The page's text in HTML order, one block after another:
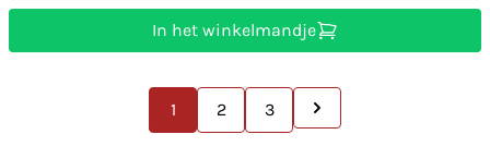
In het winkelmandje
1 2 3